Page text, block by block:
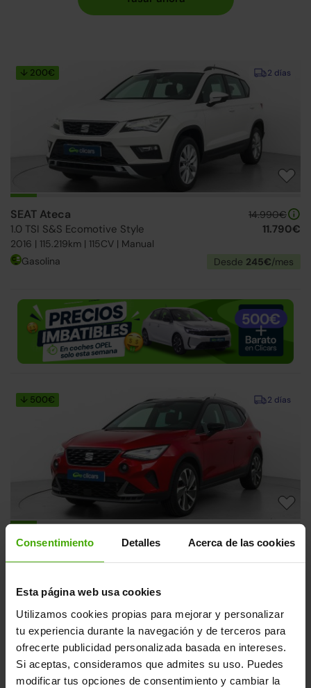
Consentimiento Detalles Acerca de las cookies
Esta página web usa cookies
Utilizamos cookies propias para mejorar y personalizar
tu experiencia durante la navegación y de terceros para
ofrecerte publicidad personalizada basada en intereses.
Si aceptas, consideramos que admites su uso. Puedes
modificar tus opciones de consentimiento y cambiar la
2 días
↓ 200€
SEAT Ateca
1.0 TSI S&S Ecomotive Style
2016 | 115.219km | 115CV | Manual
14.990€
11.790€
Gasolina Desde 245€/mes
2 días
↓ 500€
SEAT Arona 18.990€
Gasolina
2 días
↓ 400€